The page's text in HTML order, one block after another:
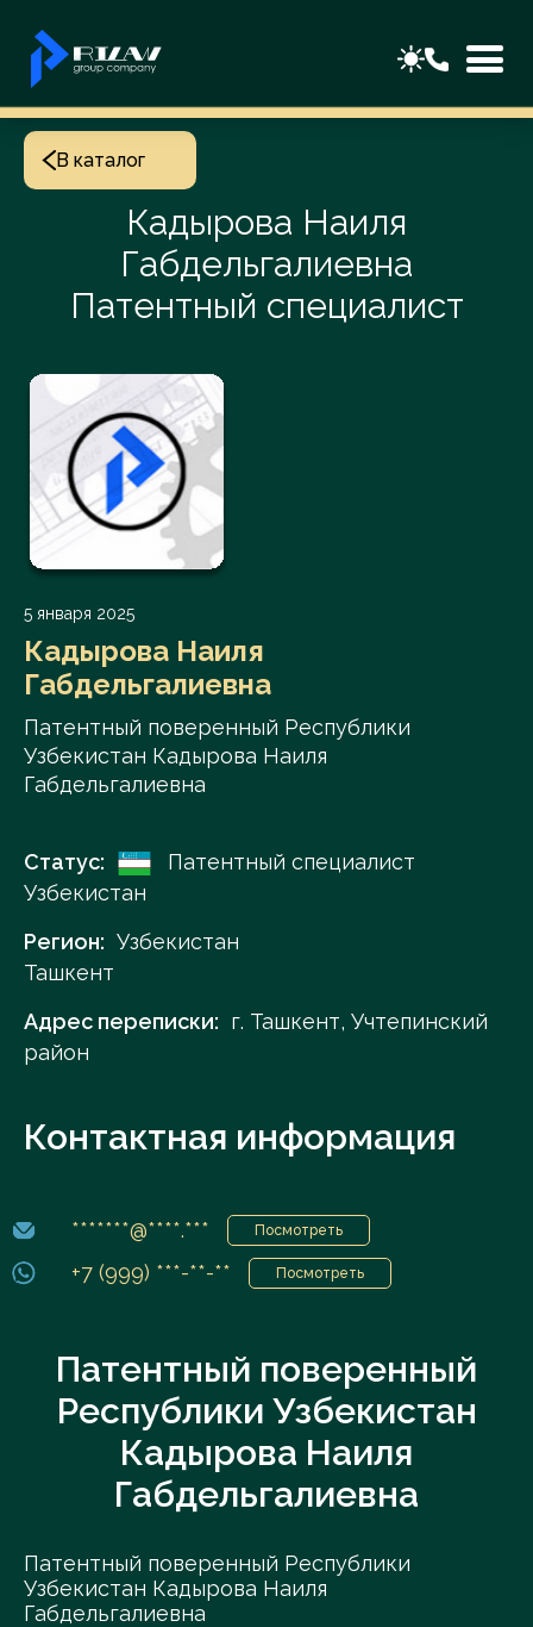
В каталог
Кадырова Наиля
Габдельгалиевна
Патентный специалист
5 января 2025
Кадырова Наиля
Габдельгалиевна
Патентный поверенный Республики
Узбекистан Кадырова Наиля
Габдельгалиевна
Статус:
Патентный специалист
Узбекистан
Регион: Узбекистан
Ташкент
Адрес переписки: г. Ташкент, Учтепинский
район
Контактная информация
*******@****.*** Посмотреть
+7 (999) ***-**-** Посмотреть
Патентный поверенный
Республики Узбекистан
Кадырова Наиля
Габдельгалиевна
Патентный поверенный Республики
Узбекистан Кадырова Наиля
Габдельгалиевна